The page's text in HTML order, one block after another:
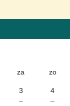
za zo
3
–
4
–